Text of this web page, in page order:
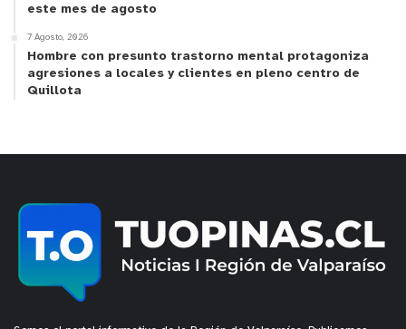
este mes de agosto
7 Agosto, 2026
Hombre con presunto trastorno mental protagoniza
agresiones a locales y clientes en pleno centro de
Quillota